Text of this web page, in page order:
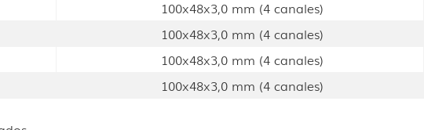
100x48x3,0 mm (4 canales)
100x48x3,0 mm (4 canales)
100x48x3,0 mm (4 canales)
100x48x3,0 mm (4 canales)